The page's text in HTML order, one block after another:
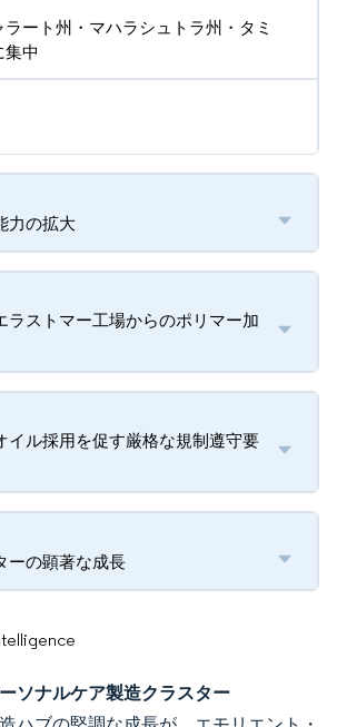
ート州・マハラシュトラ州・タミ
集中
力の拡大
ラストマー工場からのポリマー加
イル採用を促す厳格な規制遵守要
ーの顕著な成長
ソナルケア製造クラスター